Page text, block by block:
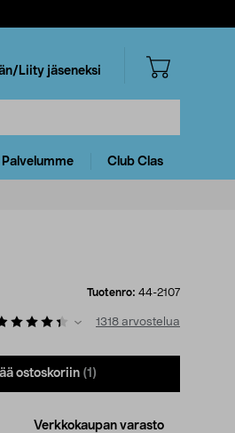
Liity jäseneksi
Palvelumme Club Clas
Tuotenro: 44-2107
1318 arvostelua
ostoskoriin (1)
Verkkokaupan varasto